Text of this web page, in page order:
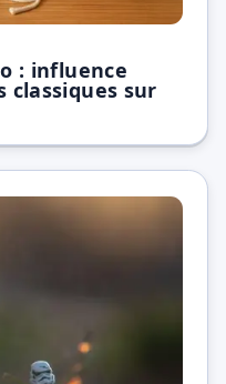
: influence
classiques sur